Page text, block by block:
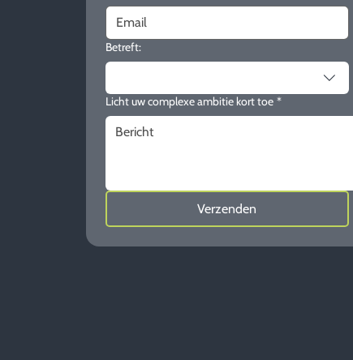
Betreft:
Licht uw complexe ambitie kort toe *
Verzenden